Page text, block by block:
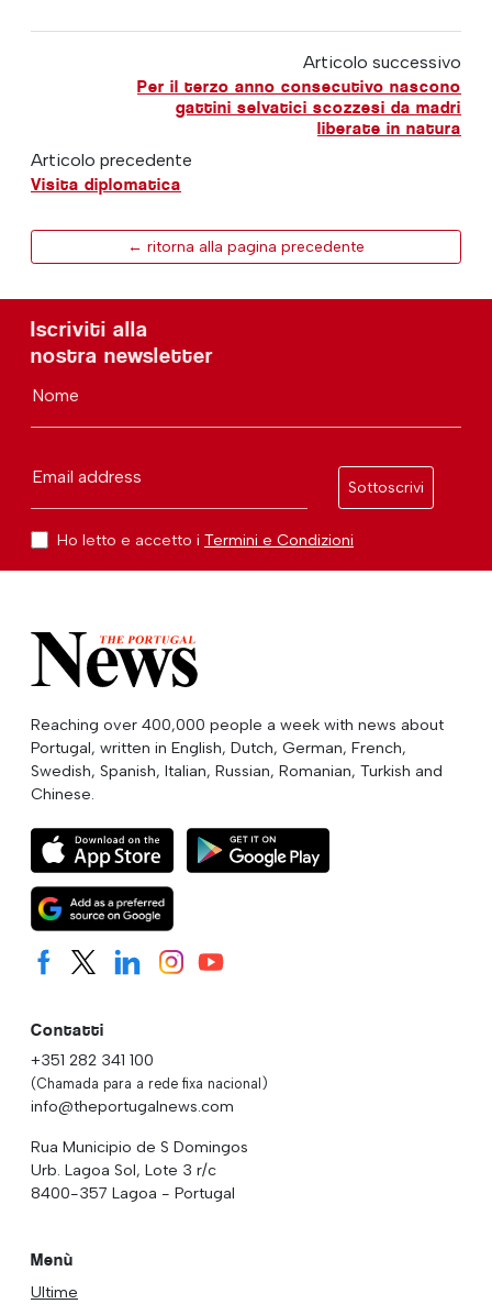
Articolo successivo
Per il terzo anno consecutivo nascono
gattini selvatici scozzesi da madri
liberate in natura
Articolo precedente
Visita diplomatica
← ritorna alla pagina precedente
Iscriviti alla
nostra newsletter
Nome
Email address
Sottoscrivi
Ho letto e accetto i Termini e Condizioni
Reaching over 400,000 people a week with news about
Portugal, written in English, Dutch, German, French,
Swedish, Spanish, Italian, Russian, Romanian, Turkish and
Chinese.
Contatti
+351 282 341 100
(Chamada para a rede fixa nacional)
info@theportugalnews.com
Rua Municipio de S Domingos
Urb. Lagoa Sol, Lote 3 r/c
8400-357 Lagoa - Portugal
Menù
Ultime